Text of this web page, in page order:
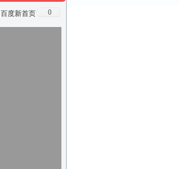
百度新首页 0